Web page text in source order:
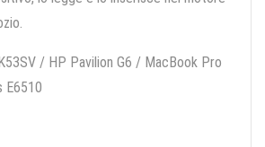
/ HP Pavilion G6 / MacBook Pro
E6510